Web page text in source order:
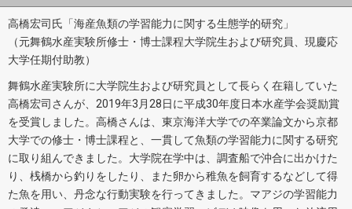
高橋宏司氏「海産魚類の学習能力に関する生態学的研究」
（元舞鶴水産実験所修士・博士課程大学院生および研究員、現慶応
大学任期付助教）
舞鶴水産実験所に大学院生および研究員として長らく在籍していた
高橋宏司さんが、2019年3月28日に平成30年度日本水産学会奨励賞
を受賞しました。高橋さんは、東京海洋大学での卒業論文から京都
大学での修士・博士課程と、一貫して魚類の学習能力に関する研究
に取り組んできました。大学院在学中は、調査船で沖合に出かけた
り、桟橋から釣りをしたり、また卵から稚魚を飼育するなどして得
た魚を用い、丹念な行動実験を行ってきました。マアジの学習能力